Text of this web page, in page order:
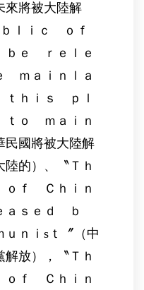
來將被大陸解
ｂｌｉｃ ｏｆ
ｅ ｒｅｌｅ
ｍａｉｎｌａ
ｈｉｓ ｐｌ
ｏ ｍａｉｎ
民國將被大陸解
的）、〝Ｔｈ
ｆ Ｃｈｉｎ
ａｓｅｄ ｂ
ｎｉsｔ〞（中
放），〝Ｔｈ
ｆ Ｃｈｉｎ